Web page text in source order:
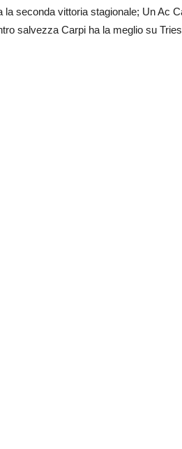
seconda vittoria stagionale; Un Ac
salvezza Carpi ha la meglio su